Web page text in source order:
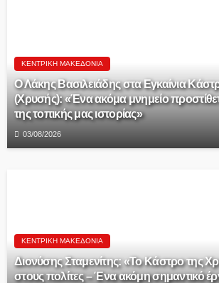
ΚΕΝΤΡΙΚΉ ΜΑΚΕΔΟΝΊΑ
Ο Λάκης Βασιλειάδης στα Εγκαίνια
(Χρυσής): «Ένα ακόμα μνημείο
της τοπικής μας ιστορίας»
03/08/2026
ΚΕΝΤΡΙΚΉ ΜΑΚΕΔΟΝΊΑ
Διονύσης Σταμενίτης: «Το Κάστρο της
στους πολίτες – Ένα ακόμη σημαντικό